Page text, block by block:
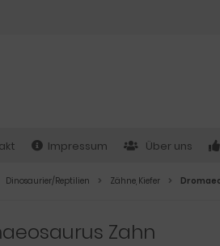
Impressum Über uns
Dinosaurier/Reptilien Zähne, Kiefer
Zahn